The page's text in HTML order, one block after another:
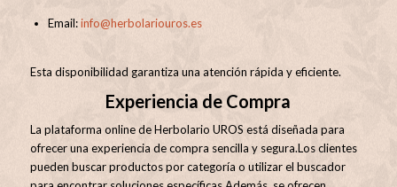
Email:info@herbolariouros.es
Esta disponibilidad garantiza una atención rápida y eficiente.
Experiencia de Compra
La plataforma online de Herbolario UROS está diseñada para
ofrecer una experiencia de compra sencilla y segura.Los clientes
pueden buscar productos por categoría o utilizar el buscador